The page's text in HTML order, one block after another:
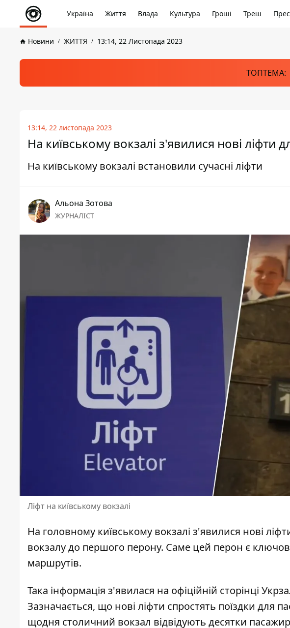
Україна Життя Влада Культура Гроші Треш
Новини ЖИТТЯ 13:14, 22 Листопада 2023
ТОПТЕМА:
13:14, 22 листопада 2023
На київському вокзалі з'явилися нові ліфти
На київському вокзалі встановили сучасні ліфти
Альона Зотова
ЖУРНАЛІСТ
Ліфт на київському вокзалі
На головному київському вокзалі з'явилися нові
вокзалу до першого перону. Саме цей перон є
маршрутів.
Така інформація з'явилася на офіційній сторінці
Зазначається, що нові ліфти спростять поїздки для
щодня столичний вокзал відвідують десятки